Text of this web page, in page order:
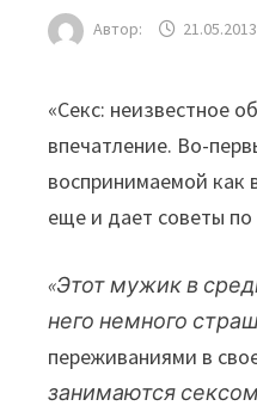
Автор: 21.05.2013
«Секс: неизвестное
впечатление. Во-
воспринимаемой как
еще и дает советы
«Этот мужик в
него немного
переживаниями в
занимаются